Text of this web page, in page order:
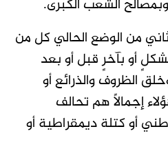
الشعب الكبرى.
من الوضع الحالي كل من
أو بآخرٍ قبل أو بعد
الظروف والذرائع أو
إجمالاً هم تحالف
أو كتلة ديمقراطية أو